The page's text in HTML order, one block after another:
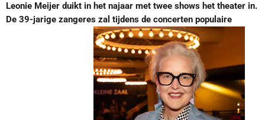
Leonie Meijer duikt in het najaar met twee shows het theater in.
De 39-jarige zangeres zal tijdens de concerten populaire